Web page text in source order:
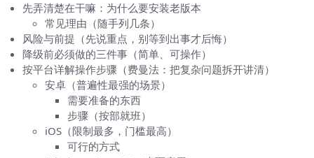
先弄清楚在干嘛：为什么要安装老版本
常见理由（随手列几条）
风险与前提（先说重点，别等到出事才后悔）
降级前必须做的三件事（简单、可操作）
按平台详解操作步骤（费曼法：把复杂问题拆开讲清）
安卓（普遍性最强的场景）
需要准备的东西
步骤（按部就班）
iOS（限制最多，门槛最高）
可行的方式